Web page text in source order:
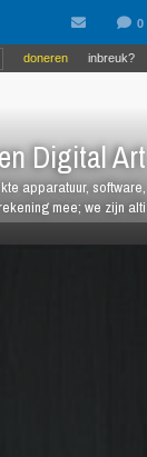
Digital Art
apparatuur, software,
mee; we zijn alti
inbreuk?
doneren